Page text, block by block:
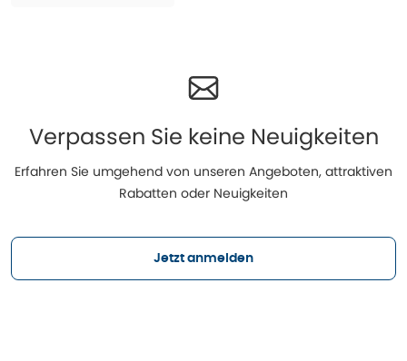
Verpassen Sie keine Neuigkeiten
Erfahren Sie umgehend von unseren Angeboten, attraktiven
Rabatten oder Neuigkeiten
Jetzt anmelden